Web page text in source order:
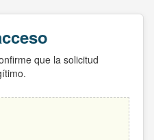
que la solicitud